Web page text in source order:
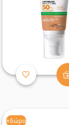
+δώρο